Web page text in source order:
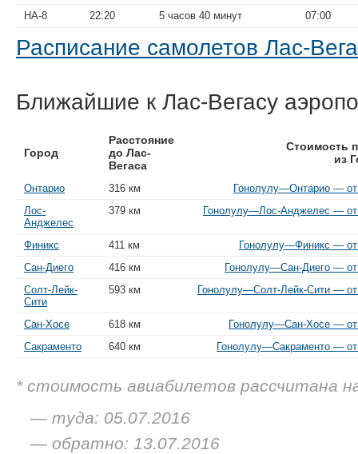
HA-8
22:20 5 часов 40 минут 07:00
Расписание самолетов Лас-
Ближайшие к Лас-Вегасу
Город
Расстояние
до Лас-
Вегаса
Стоимость
из
Онтарио 316 км
Гонолулу—Онтарио — от
Лос-
Анджелес
379 км Гонолулу—Лос-Анджелес — от
Финикс 411 км
Гонолулу—Финикс — от
Сан-Диего
416 км
Гонолулу—Сан-Диего —
Солт-Лейк-
Сити
593 км Гонолулу—Солт-Лейк-Сити —
Сан-Хосе 618 км
Гонолулу—Сан-Хосе — от
Сакраменто
640 км Гонолулу—Сакраменто —
* стоимость авиабилетов рассчитана
— туда: 05.07.2016
— обратно: 13.07.2016